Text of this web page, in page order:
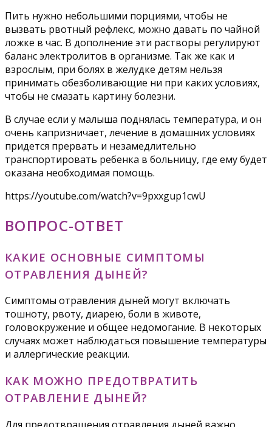
Пить нужно небольшими порциями, чтобы не
вызвать рвотный рефлекс, можно давать по чайной
ложке в час. В дополнение эти растворы регулируют
баланс электролитов в организме. Так же как и
взрослым, при болях в желудке детям нельзя
принимать обезболивающие ни при каких условиях,
чтобы не смазать картину болезни.
В случае если у малыша поднялась температура, и он
очень капризничает, лечение в домашних условиях
придется прервать и незамедлительно
транспортировать ребенка в больницу, где ему будет
оказана необходимая помощь.
https://youtube.com/watch?v=9pxxgup1cwU
ВОПРОС-ОТВЕТ
КАКИЕ ОСНОВНЫЕ СИМПТОМЫ
ОТРАВЛЕНИЯ ДЫНЕЙ?
Симптомы отравления дыней могут включать
тошноту, рвоту, диарею, боли в животе,
головокружение и общее недомогание. В некоторых
случаях может наблюдаться повышение температуры
и аллергические реакции.
КАК МОЖНО ПРЕДОТВРАТИТЬ
ОТРАВЛЕНИЕ ДЫНЕЙ?